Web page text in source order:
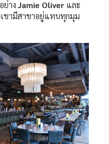
ย่างJamie Oliver และ
ขามีสาขาอยู่แทบทุกมุม